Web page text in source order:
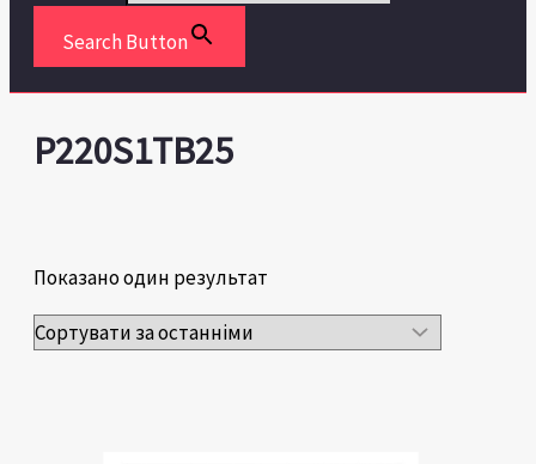
Search Button
P220S1TB25
Показано один результат